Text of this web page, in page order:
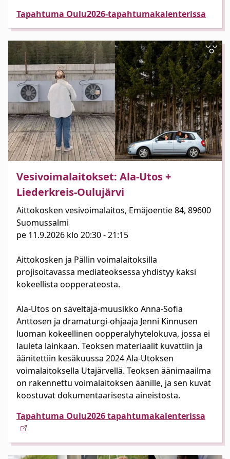
Tapahtuma Oulu2026-tapahtumakalenterissa
Vesivoimalaitokset: Ala-Utos +
Liederkreis-Oulujärvi
Aittokosken vesivoimalaitos, Emäjoentie 84, 89600
Suomussalmi
pe 11.9.2026 klo 20:30 - 21:15
Aittokosken ja Pällin voimalaitoksilla
projisoitavassa mediateoksessa yhdistyy kaksi
kokeellista oopperateosta.
Ala-Utos on säveltäjä-muusikko Anna-Sofia
Anttosen ja dramaturgi-ohjaaja Jenni Kinnusen
luoman kokeellinen oopperalyhytelokuva, jossa ei
lauleta lainkaan. Teoksen materiaalit kuvattiin ja
äänitettiin kesäkuussa 2024 Ala-Utoksen
voimalaitoksella Utajärvellä. Teoksen äänimaailma
on rakennettu voimalaitoksen äänille, ja sen kuvat
Tapahtuma Oulu2026 tapahtumakalenterissa